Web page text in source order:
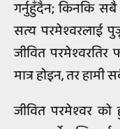
गर्नुहुँदैन; किनकि सबै
सत्य परमेश्‍वरलाई
जीवित परमेश्‍वरतिर
मात्र होइन, तर हामी
जीवित परमेश्‍वर